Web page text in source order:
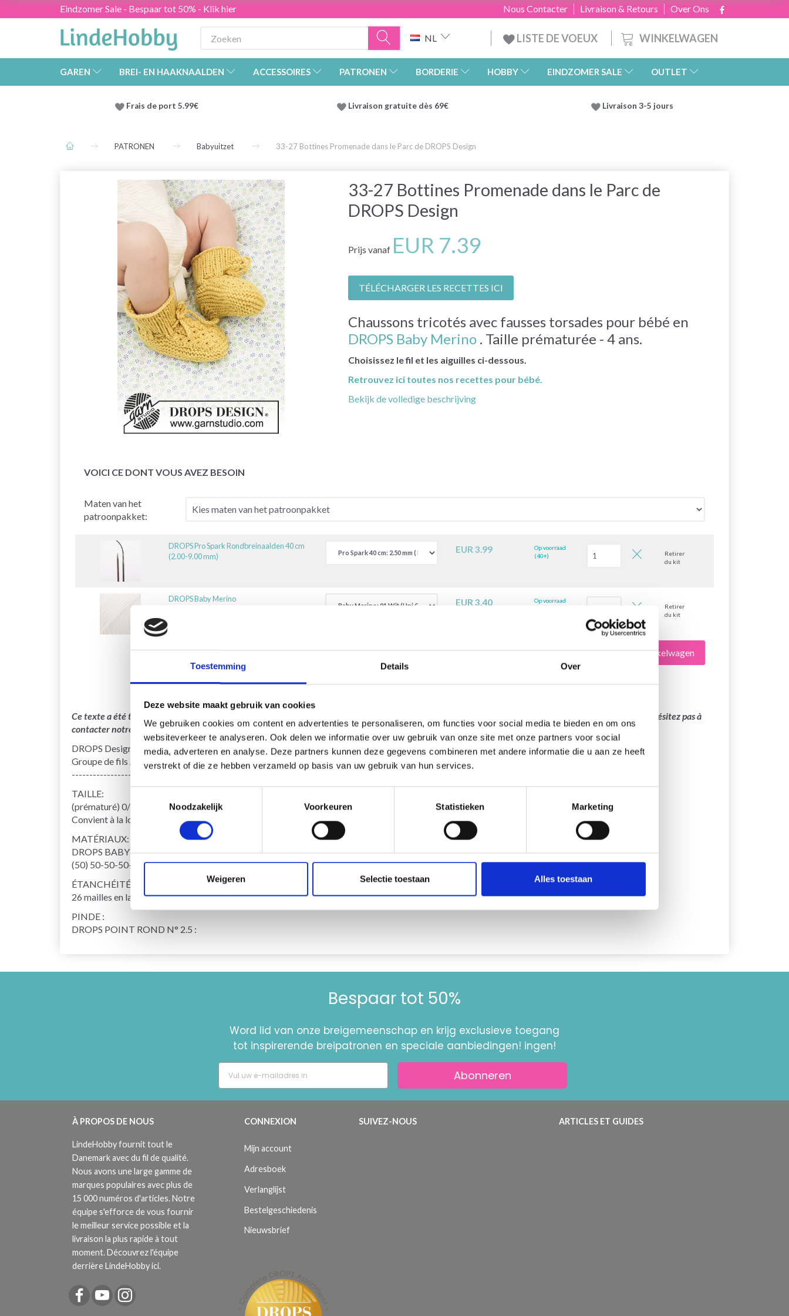
Toestemming Details Over
Deze website maakt gebruik van cookies
We gebruiken cookies om content en advertenties te personaliseren, om functies voor social media te bieden en om ons
websiteverkeer te analyseren. Ook delen we informatie over uw gebruik van onze site met onze partners voor social
media, adverteren en analyse. Deze partners kunnen deze gegevens combineren met andere informatie die u aan ze heeft
verstrekt of die ze hebben verzameld op basis van uw gebruik van hun services.
Noodzakelijk
Voorkeuren Statistieken Marketing
Weigeren Selectie toestaan Alles toestaan
Eindzomer Sale - Bespaar tot 50% - Klik hier Over Ons
Livraison & Retours
Nous Contacter
WINKELWAGEN
NL LISTE DE VOEUX
GAREN BREI- EN HAAKNAALDEN ACCESSOIRES PATRONEN BORDERIE HOBBY EINDZOMER SALE OUTLET
Frais de port 5.99€ Livraison gratuite dès 69€ Livraison 3-5 jours
PATRONEN Babyuitzet 33-27 Bottines Promenade dans le Parc de DROPS Design
33-27 Bottines Promenade dans le Parc de
DROPS Design
Prijs vanaf EUR 7.39
TÉLÉCHARGER LES RECETTES ICI
Chaussons tricotés avec fausses torsades pour bébé en
DROPS Baby Merino. Taille prématurée - 4 ans.
Choisissez le fil et les aiguilles ci-dessous.
Retrouvez ici toutes nos recettes pour bébé.
Bekijk de volledige beschrijving
VOICI CE DONT VOUS AVEZ BESOIN
Maten van het
patroonpakket:
DROPS Pro Spark Rondbreinaalden 40 cm
(2.00-9.00 mm)
EUR 3.99
Op voorraad
(40+)
Retirer
du kit
DROPS Baby Merino EUR 3.40
Op voorraad
Retirer
du kit
Alles toevoegen aan winkelwagen
Ce texte a été traduit par notre service de traduction automatique. Une traduction de cette page par un véritable humain sera bientôt disponible. N’hésitez pas à
contacter notre service support si vous avez des questions!
DROPS Design : Modèle bm-099-by
Groupe de fils A
-------------------------------------------------- ---------
TAILLE:
(prématuré) 0/1 - 1/3 - 6/9 - 12/18 mois (2 - 3/4) ans
Convient à la longueur du pied : (8) 9-10-11-12 (14-16) cm
MATÉRIAUX:
DROPS BABY MERINIO de Garnstudio (appartient au groupe de fils A)
(50) 50-50-50-50 (100-100) g coloris 45, citron
ÉTANCHÉITÉ AU TRICOT :
26 mailles en largeur et 34 aiguilles en hauteur en jersey = 10 x 10 cm.
PINDE :
DROPS POINT ROND N° 2.5 :
Bespaar tot 50%
Word lid van onze breigemeenschap en krijg exclusieve toegang
tot inspirerende breipatronen en speciale aanbiedingen! ingen!
Abonneren
À PROPOS DE NOUS
LindeHobby fournit tout le
Danemark avec du fil de qualité.
Nous avons une large gamme de
marques populaires avec plus de
15 000 numéros d'articles. Notre
équipe s'efforce de vous fournir
le meilleur service possible et la
livraison la plus rapide à tout
moment. Découvrez l'équipe
derrière LindeHobby ici.
CONNEXION
Mijn account
Adresboek
Verlanglijst
Bestelgeschiedenis
Nieuwsbrief
SUIVEZ-NOUS ARTICLES ET GUIDES